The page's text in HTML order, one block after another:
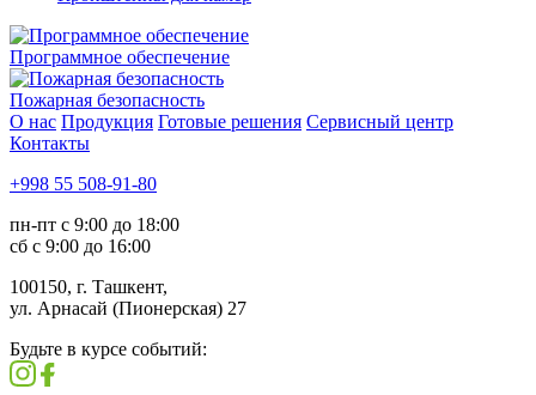
Программное обеспечение
Пожарная безопасность
О нас Продукция Готовые решения Сервисный центр
Контакты
+998 55 508-91-80
пн-пт с 9:00 до 18:00
сб с 9:00 до 16:00
100150, г. Ташкент,
ул. Арнасай (Пионерская) 27
Будьте в курсе событий: